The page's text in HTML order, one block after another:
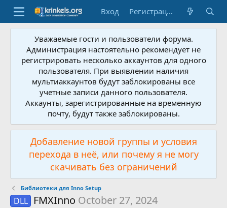
Вход Регистрация
Уважаемые гости и пользователи форума.
Администрация настоятельно рекомендует не
регистрировать несколько аккаунтов для одного
пользователя. При выявлении наличия
мультиаккаунтов будут заблокированы все
учетные записи данного пользователя.
Аккаунты, зарегистрированные на временную
почту, будут также заблокированы.
Добавление новой группы и условия
перехода в неё, или почему я не могу
скачивать без ограничений
Библиотеки для Inno Setup
DLL FMXInno October 27, 2024